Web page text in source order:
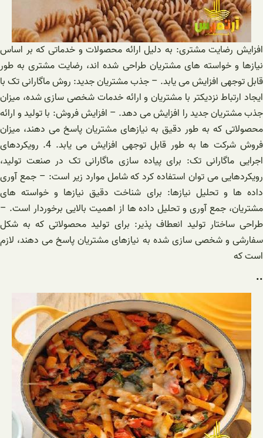
افزایش رضایت مشتری: به دلیل ارائه محصولات و خدماتی که بر اساس
نیازها و خواسته های مشتریان طراحی شده اند، رضایت مشتری به طور
قابل توجهی افزایش می یابد. – جذب مشتریان جدید: روش ماگارانی تک با
ایجاد ارتباط نزدیکتر با مشتریان و ارائه خدمات شخصی سازی شده، میزان
جذب مشتریان جدید را افزایش می دهد. – افزایش فروش: با تولید و ارائه
محصولاتی که به طور دقیق به نیازهای مشتریان پاسخ می دهند، میزان
فروش شرکت ها به طور قابل توجهی افزایش می یابد. 4. رویکردهای
اجرایی ماگارانی تک: برای پیاده سازی ماگارانی تک در صنعت تولید،
رویکردهایی می توان استفاده کرد که شامل موارد زیر است: – جمع آوری
داده ها و تحلیل نیازها: برای شناخت دقیق نیازها و خواسته های
مشتریان، جمع آوری و تحلیل داده ها از اهمیت بالایی برخوردار است. –
طراحی ساختار تولید انعطاف پذیر: برای تولید محصولاتی که به شکل
سفارشی و شخصی سازی شده به نیازهای مشتریان پاسخ می دهند، لازم
است که
..